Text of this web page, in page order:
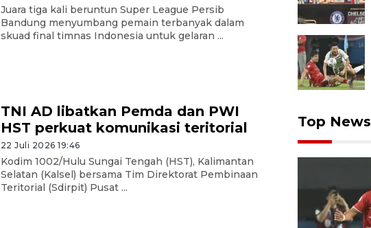
Juara tiga kali beruntun Super League Persib
Bandung menyumbang pemain terbanyak dalam
skuad final timnas Indonesia untuk gelaran ...
TNI AD libatkan Pemda dan PWI
HST perkuat komunikasi teritorial
22 Juli 2026 19:46
Kodim 1002/Hulu Sungai Tengah (HST), Kalimantan
Selatan (Kalsel) bersama Tim Direktorat Pembinaan
Teritorial (Sdirpit) Pusat ...
Top News